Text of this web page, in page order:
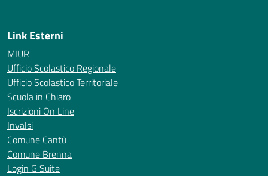
Link Esterni
MIUR
Ufficio Scolastico Regionale
Ufficio Scolastico Territoriale
Scuola in Chiaro
Iscrizioni On Line
Invalsi
Comune Cantù
Comune Brenna
Login G Suite